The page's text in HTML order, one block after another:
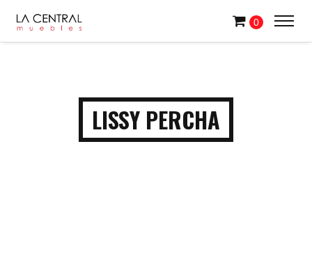
0
LISSY PERCHA